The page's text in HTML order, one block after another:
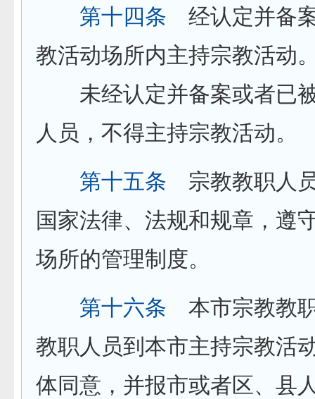
第十四条 经认定并备
教活动场所内主持宗教活动
未经认定并备案或者已被
人员，不得主持宗教活动。
第十五条 宗教教职人
国家法律、法规和规章，遵
场所的管理制度。
第十六条 本市宗教教
教职人员到本市主持宗教活
体同意，并报市或者区、县